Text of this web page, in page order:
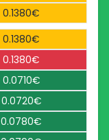
0.1380€
0.1380€
0.1380€
0.0710€
0.0720€
0.0780€